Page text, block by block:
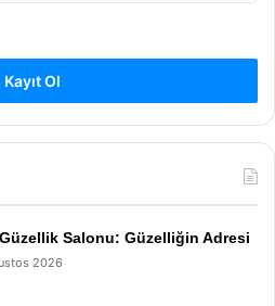
Kayıt Ol
Salonu: Güzelliğin Adresi
2026